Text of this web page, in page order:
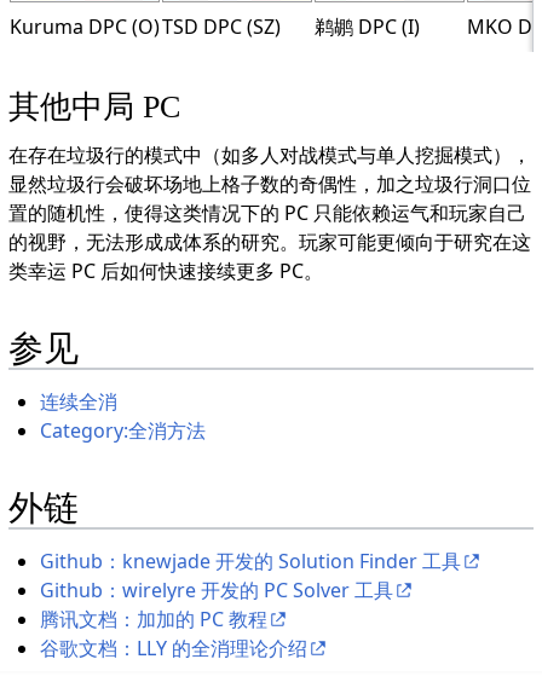
Kuruma DPC (O)TSD DPC (SZ) 鹈鹕 DPC (I) MKO
其他中局 PC
在存在垃圾行的模式中（如多人对战模式与单人挖掘模式），
显然垃圾行会破坏场地上格子数的奇偶性，加之垃圾行洞口位
置的随机性，使得这类情况下的 PC 只能依赖运气和玩家自己
的视野，无法形成成体系的研究。玩家可能更倾向于研究在这
类幸运 PC 后如何快速接续更多 PC。
参见
连续全消
Category:全消方法
外链
Github：knewjade 开发的 Solution Finder 工具
Github：wirelyre 开发的 PC Solver 工具
腾讯文档：加加的 PC 教程
谷歌文档：LLY 的全消理论介绍